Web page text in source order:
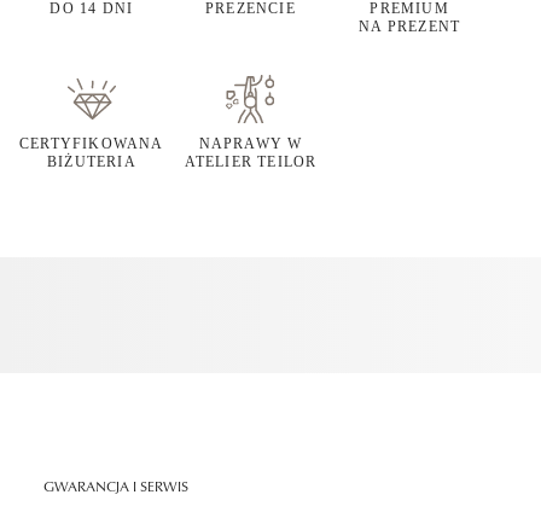
DO 14 DNI
PREZENCIE
PREMIUM
NA PREZENT
CERTYFIKOWANA
BIŻUTERIA
NAPRAWY W
ATELIER TEILOR
GWARANCJA I SERWIS